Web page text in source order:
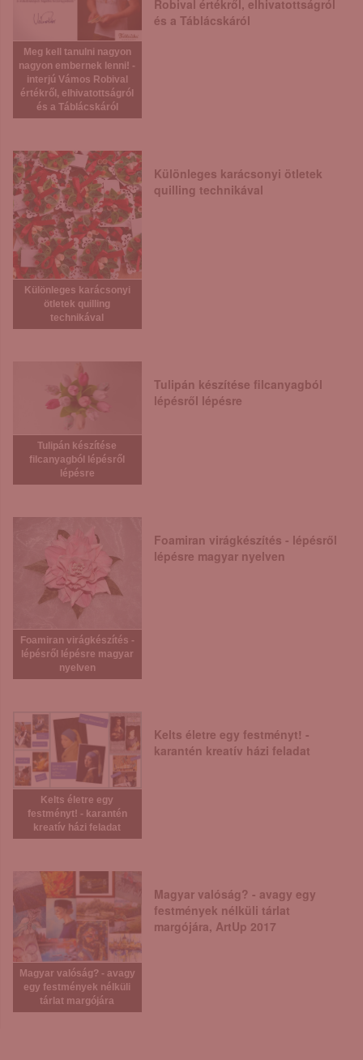
Meg kell tanulni nagyon
nagyon embernek lenni! -
interjú Vámos Robival
értékről, elhivatottságról
és a Táblácskáról
Robival értékről, elhivatottságról
és a Táblácskáról
Különleges karácsonyi
ötletek quilling
technikával
Különleges karácsonyi ötletek
quilling technikával
Tulipán készítése
filcanyagból lépésről
lépésre
Tulipán készítése filcanyagból
lépésről lépésre
Foamiran virágkészítés -
lépésről lépésre magyar
nyelven
Foamiran virágkészítés - lépésről
lépésre magyar nyelven
Kelts életre egy
festményt! - karantén
kreatív házi feladat
Kelts életre egy festményt! -
karantén kreatív házi feladat
Magyar valóság? - avagy
egy festmények nélküli
tárlat margójára
Magyar valóság? - avagy egy
festmények nélküli tárlat
margójára, ArtUp 2017